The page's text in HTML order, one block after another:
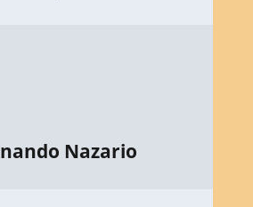
Nazario